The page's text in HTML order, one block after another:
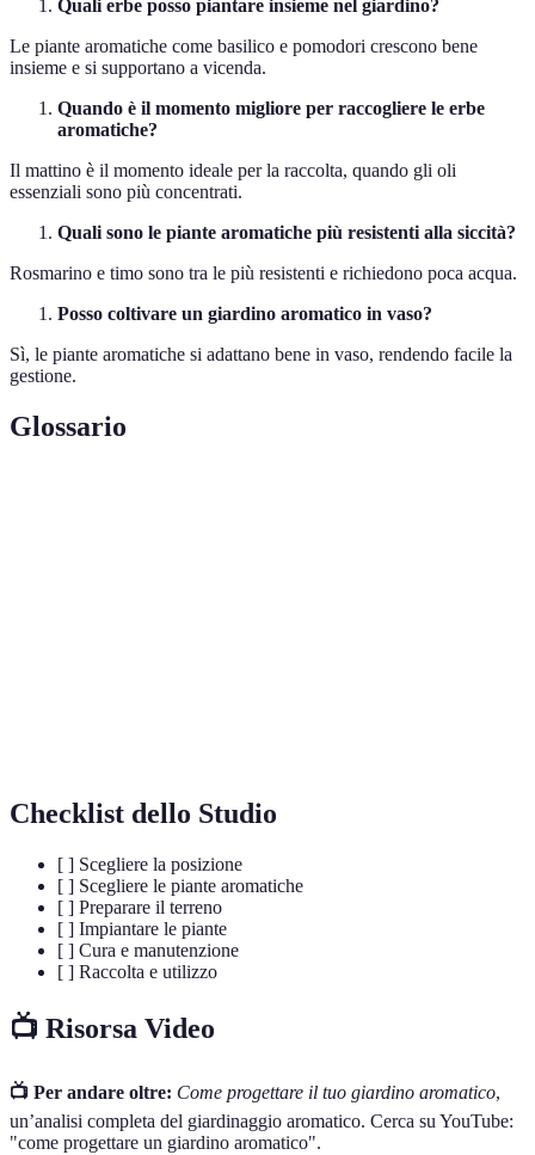
Quali erbe posso piantare insieme nel giardino?
Le piante aromatiche come basilico e pomodori crescono bene
insieme e si supportano a vicenda.
Quando è il momento migliore per raccogliere le erbe
aromatiche?
Il mattino è il momento ideale per la raccolta, quando gli oli
essenziali sono più concentrati.
Quali sono le piante aromatiche più resistenti alla siccità?
Rosmarino e timo sono tra le più resistenti e richiedono poca acqua.
Posso coltivare un giardino aromatico in vaso?
Sì, le piante aromatiche si adattano bene in vaso, rendendo facile la
gestione.
Glossario
Checklist dello Studio
[ ] Scegliere la posizione
[ ] Scegliere le piante aromatiche
[ ] Preparare il terreno
[ ] Impiantare le piante
[ ] Cura e manutenzione
[ ] Raccolta e utilizzo
📺 Risorsa Video
📺 Per andare oltre: Come progettare il tuo giardino aromatico,
un’analisi completa del giardinaggio aromatico. Cerca su YouTube:
"come progettare un giardino aromatico".